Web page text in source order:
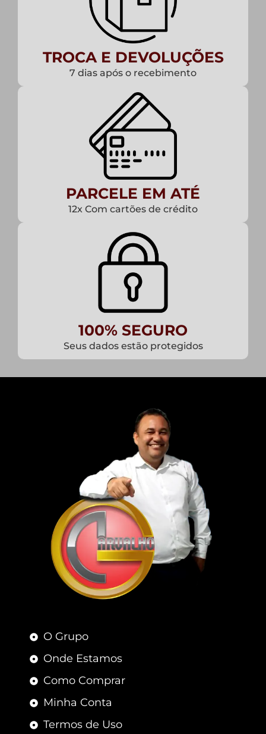
TROCA E DEVOLUÇÕES
7 dias após o recebimento
PARCELE EM ATÉ
12x Com cartões de crédito
100% SEGURO
Seus dados estão protegidos
O Grupo
Onde Estamos
Como Comprar
Minha Conta
Termos de Uso